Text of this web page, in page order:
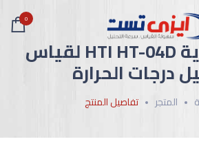
0
كاميرا حرارية HTI HT-04D لقياس
درجات الحرارة
المتجر تفاصيل المنتج